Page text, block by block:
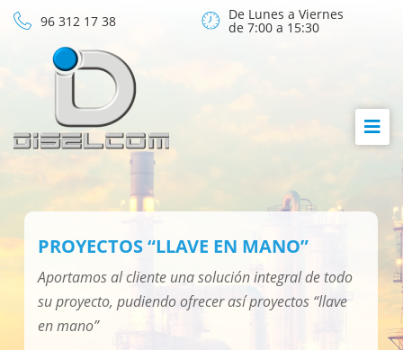
96 312 17 38 De Lunes a Viernes
de 7:00 a 15:30
PROYECTOS “LLAVE EN MANO”
Aportamos al cliente una solución integral de todo
su proyecto, pudiendo ofrecer así proyectos “llave
en mano”